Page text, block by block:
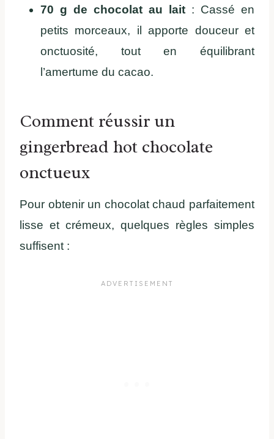
70 g de chocolat au lait : Cassé en
petits morceaux, il apporte douceur et
onctuosité, tout en équilibrant
l’amertume du cacao.
Comment réussir un
gingerbread hot chocolate
onctueux
Pour obtenir un chocolat chaud parfaitement
lisse et crémeux, quelques règles simples
suffisent :